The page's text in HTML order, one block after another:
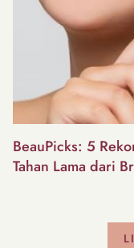
BeauPicks: 5
Tahan Lama dari